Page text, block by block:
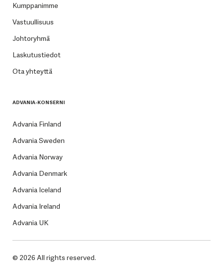
Kumppanimme
Vastuullisuus
Johtoryhmä
Laskutustiedot
Ota yhteyttä
ADVANIA-KONSERNI
Advania Finland
Advania Sweden
Advania Norway
Advania Denmark
Advania Iceland
Advania Ireland
Advania UK
© 2026 All rights reserved.